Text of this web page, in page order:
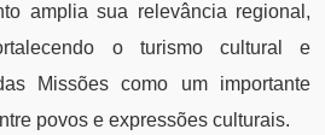
amplia sua relevância regional,
o turismo cultural e
Missões como um importante
povos e expressões culturais.